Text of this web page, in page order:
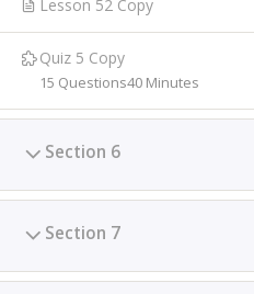
Lesson 52 Copy
Quiz 5 Copy
40 Minutes
15 Questions
Section 6
Section 7